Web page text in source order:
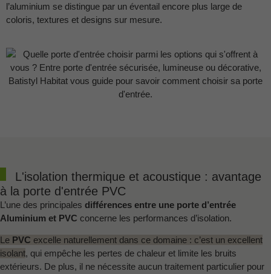
l’aluminium se distingue par un éventail encore plus large de
coloris, textures et designs sur mesure.
L'isolation thermique et acoustique : avantage
à la porte d'entrée PVC
L’une des principales différences entre une porte d’entrée
Aluminium et PVC concerne les performances d’isolation.
Le PVC excelle naturellement dans ce domaine : c’est un excellent
isolant, qui empêche les pertes de chaleur et limite les bruits
extérieurs. De plus, il ne nécessite aucun traitement particulier pour